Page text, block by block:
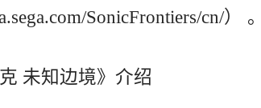
SonicFrontiers/cn/）
知边境》介绍